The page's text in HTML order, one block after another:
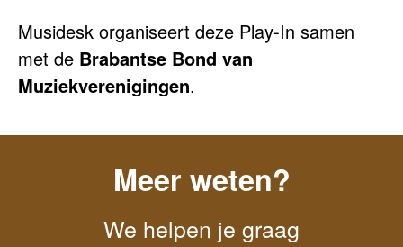
Musidesk organiseert deze Play-In samen
met de Brabantse Bond van
Muziekverenigingen.
Meer weten?
We helpen je graag